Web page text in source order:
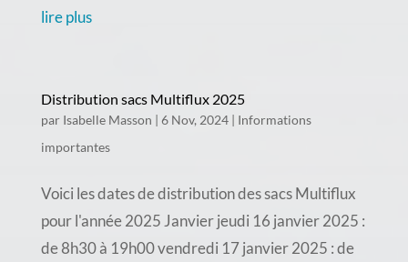
lire plus
Distribution sacs Multiflux 2025
par Isabelle Masson | 6 Nov, 2024| Informations
importantes
Voici les dates de distribution des sacs Multiflux
pour l'année 2025 Janvier jeudi 16 janvier 2025 :
de 8h30 à 19h00 vendredi 17 janvier 2025 : de